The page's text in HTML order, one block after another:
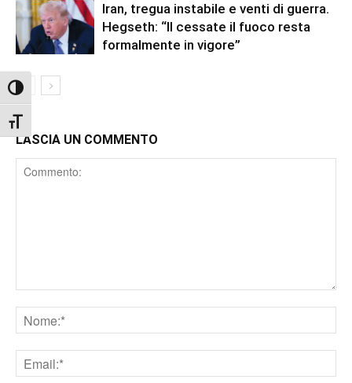
Attiva/disattiva alto contrasto
Attiva/disattiva dimensione testo
Iran, tregua instabile e venti di guerra.
Hegseth: “Il cessate il fuoco resta
formalmente in vigore”
LASCIA UN COMMENTO
Comment
Nome
Email